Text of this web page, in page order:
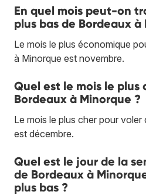
En quel mois peut-on
plus bas de Bordeaux à
Le mois le plus économique
à Minorque est novembre.
Quel est le mois le plus
Bordeaux à Minorque ?
Le mois le plus cher pour
est décembre.
Quel est le jour de la
de Bordeaux à
plus bas ?